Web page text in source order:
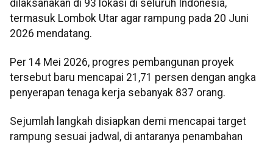
dilaksanakan di 93 lokasi di seluruh Indonesia,
termasuk Lombok Utar agar rampung pada 20 Juni
2026 mendatang.
Per 14 Mei 2026, progres pembangunan proyek
tersebut baru mencapai 21,71 persen dengan angka
penyerapan tenaga kerja sebanyak 837 orang.
Sejumlah langkah disiapkan demi mencapai target
rampung sesuai jadwal, di antaranya penambahan